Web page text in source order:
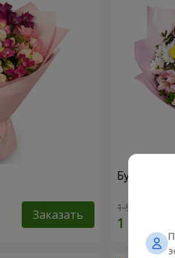
Заказать
Букет
1 554 грн